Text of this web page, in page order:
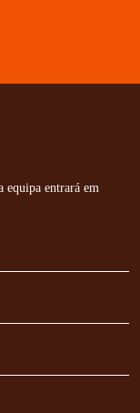
equipa entrará em